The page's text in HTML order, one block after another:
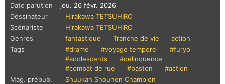
Date parution
jeu. 26 févr. 2026
Dessinateur
Hirakawa TETSUHIRO
Scénariste
Hirakawa TETSUHIRO
Genres
fantastique Tranche de vie
action
Tags
#drame #voyage temporel
#furyo
#adolescents
#délinquence
#combat de rue
#baston
#action
Mag. prépub.
Shuukan Shounen Champion